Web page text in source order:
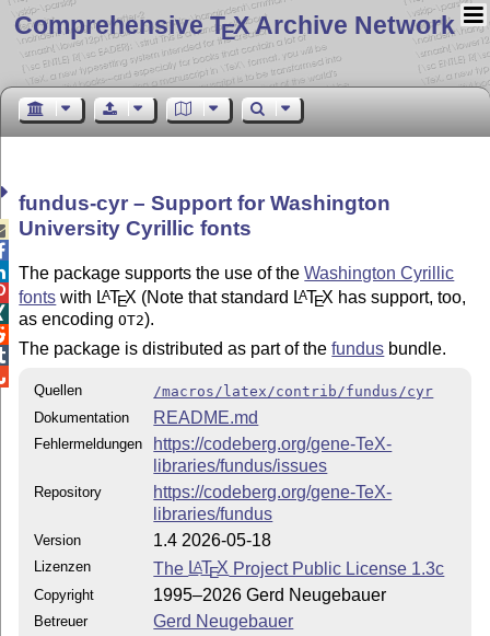
Comprehensive TEX Archive Network
fundus-cyr – Support for Washington
University Cyrillic fonts
The package supports the use of theWashington Cyrillic
fonts with LATEX (Note that standard LATEX has support, too,
as encodingOT2).
The package is distributed as part of thefundus bundle.
Quellen
/macros/latex/contrib/fundus/cyr
Dokumentation
README.md
Fehlermeldungen
https://codeberg.org/gene-TeX-
libraries/fundus/issues
Repository
https://codeberg.org/gene-TeX-
libraries/fundus
Version 1.4 2026-05-18
Lizenzen The LATEX Project Public License 1.3c
Copyright 1995–2026 Gerd Neugebauer
Betreuer Gerd Neugebauer